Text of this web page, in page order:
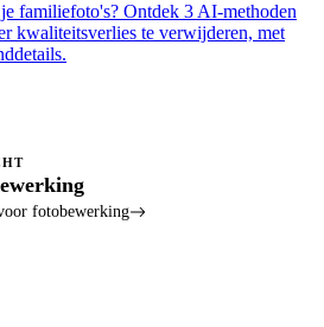
familiefoto's? Ontdek 3 AI-methoden
kwaliteitsverlies te verwijderen, met
fotobewerking